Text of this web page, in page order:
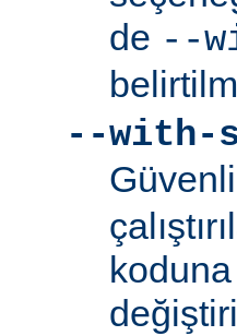
de --
--with-